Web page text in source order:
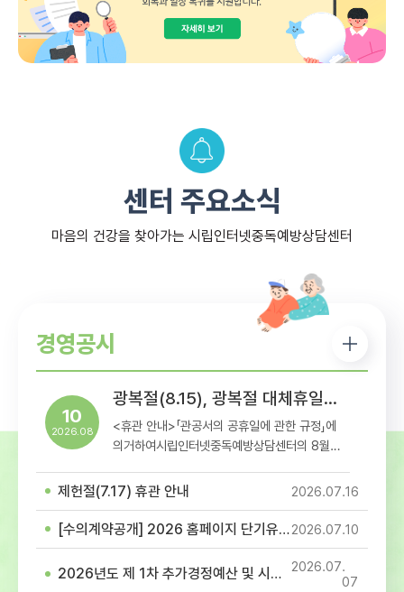
센터 주요소식
마음의 건강을 찾아가는 시립인터넷중독예방상담센터
경영공시
10
2026.08
광복절(8.15), 광복절 대체휴일(8.17) 휴관 안내
<휴관 안내>「관공서의 공휴일에 관한 규정」에
의거하여시립인터넷중독예방상담센터의 8월
같이 안내해드리오니 참고하셔서 이용에 착오
(광복절), 8월 17일(광복절 대체휴일)-
휴관내용: 센터 내방 및 프로그램 이용 휴관
16
2026.07
제헌절(7.17) 휴관 안내
10
2026.07
[수의계약공개] 2026 홈페이지 단기유지보수 용역(홈페이지 이관 및 개발 작업) 계약
07
2026.07
2026년도 제 1차 추가경정예산 및 시설이용료 고시